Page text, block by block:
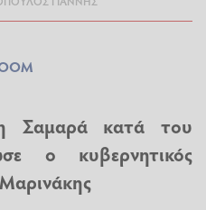
Σαμαρά κατά του
ο κυβερνητικός